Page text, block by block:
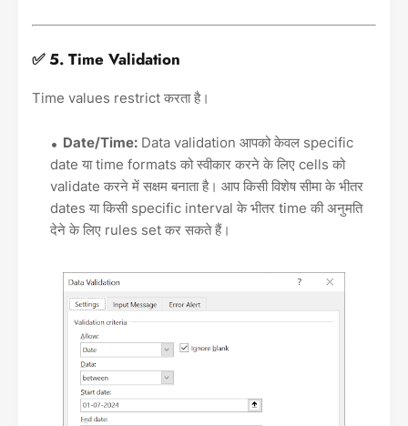
✅ 5. Time Validation
Time values restrict करता है।
Date/Time: Data validation आपको केवल specific
date या time formats को स्वीकार करने के लिए cells को
validate करने में सक्षम बनाता है। आप किसी विशेष सीमा के भीतर
dates या किसी specific interval के भीतर time की अनुमति
देने के लिए rules set कर सकते हैं।